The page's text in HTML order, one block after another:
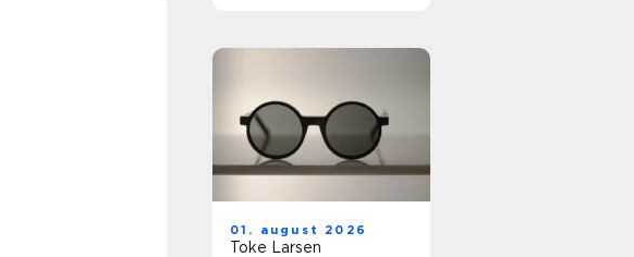
01. august 2026
Toke Larsen